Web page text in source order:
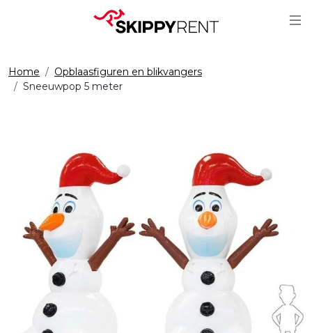
Home
Opblaasfiguren en blikvangers
Sneeuwpop 5 meter